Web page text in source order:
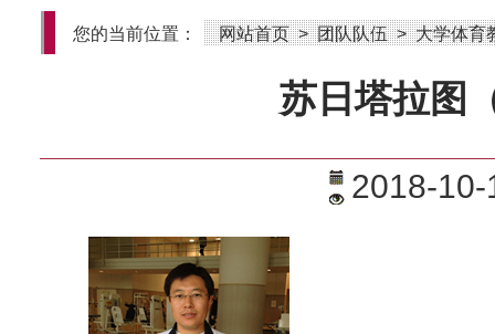
您的当前位置：网站首页>团队队伍>大学体育
苏日塔拉图
2018-10-